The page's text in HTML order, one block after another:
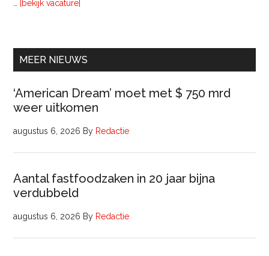
[bekijk vacature]
uur)
MEER NIEUWS
‘American Dream’ moet met $ 750 mrd
weer uitkomen
augustus 6, 2026 By Redactie
Aantal fastfoodzaken in 20 jaar bijna
verdubbeld
augustus 6, 2026 By Redactie